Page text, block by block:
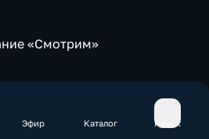
Эфир Каталог Поиск
«Смотрим»